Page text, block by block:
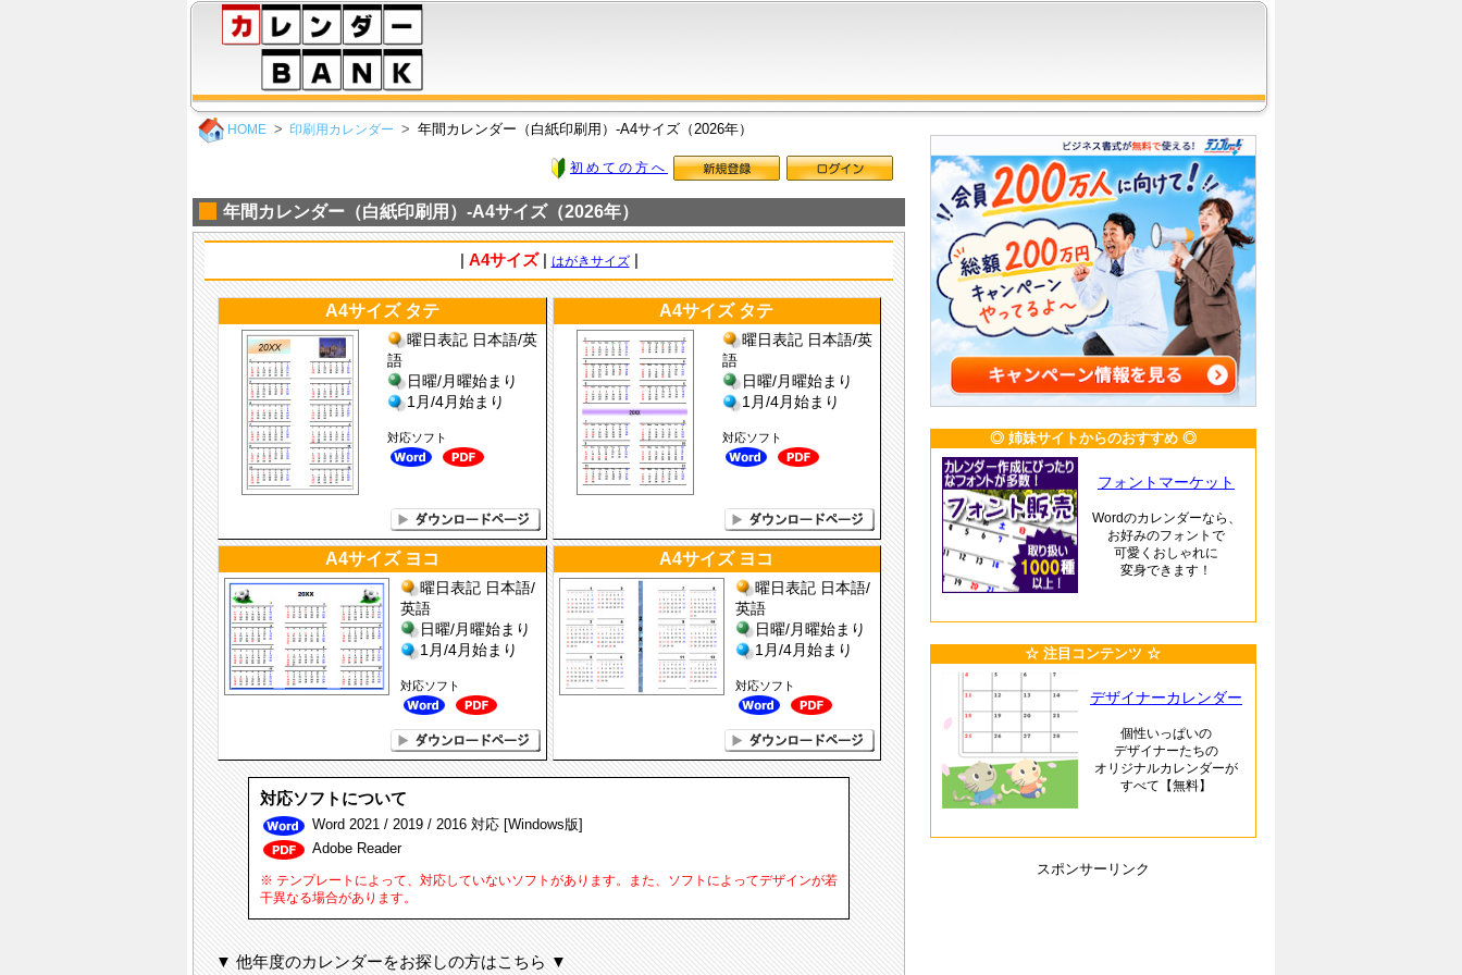
HOME 印刷用カレンダー 年間カレンダー（白紙印刷用）-A4サイズ（2026年）
初めての方へ
年間カレンダー（白紙印刷用）-A4サイズ（2026年）
A4サイズ| はがきサイズ|
A4サイズ タテ
曜日表記 日本語/英
語
日曜/月曜始まり
1月/4月始まり
対応ソフト
A4サイズ タテ
曜日表記 日本語/英
語
日曜/月曜始まり
1月/4月始まり
対応ソフト
A4サイズ ヨコ
曜日表記 日本語/
英語
日曜/月曜始まり
1月/4月始まり
対応ソフト
A4サイズ ヨコ
曜日表記 日本語/
英語
日曜/月曜始まり
1月/4月始まり
対応ソフト
対応ソフトについて
Word 2021 / 2019 / 2016 対応 [Windows版]
Adobe Reader
※ テンプレートによって、対応していないソフトがあります。また、ソフトによってデザインが若
干異なる場合があります。
▼ 他年度のカレンダーをお探しの方はこちら ▼
◎ 姉妹サイトからのおすすめ ◎
フォントマーケット
Wordのカレンダーなら、
お好みのフォントで
可愛くおしゃれに
変身できます！
☆ 注目コンテンツ ☆
デザイナーカレンダー
個性いっぱいの
デザイナーたちの
オリジナルカレンダーが
すべて【無料】
スポンサーリンク